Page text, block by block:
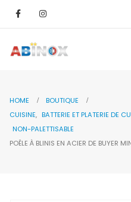
HOME
BOUTIQUE
CUISINE, BATTERIE ET PLATERIE DE
NON-PALETTISABLE
POÊLE À BLINIS EN ACIER DE BUYER